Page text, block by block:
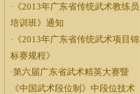
· 《2013年广东省传统武术教练员
培训班》通知
· 《2013年广东省传统武术项目锦
标赛规程》
·第六届广东省武术精英大赛暨
《中国武术段位制》中段位技术